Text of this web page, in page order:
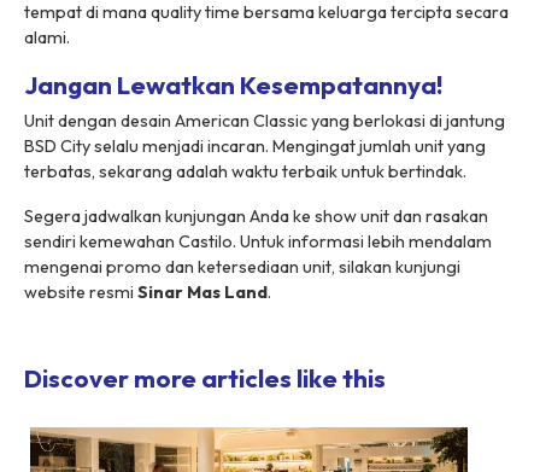
tempat di manaquality time bersama keluarga tercipta secara
alami.
Jangan Lewatkan Kesempatannya!
Unit dengan desain American Classicyang berlokasi di jantung
BSD City selalu menjadi incaran. Mengingat jumlah unit yang
terbatas, sekarang adalah waktu terbaik untuk bertindak.
Segera jadwalkan kunjungan Anda ke show unitdan rasakan
sendiri kemewahan Castilo. Untuk informasi lebih mendalam
mengenai promo dan ketersediaan unit, silakan kunjungi
website resmi Sinar Mas Land.
Discover more articles like this